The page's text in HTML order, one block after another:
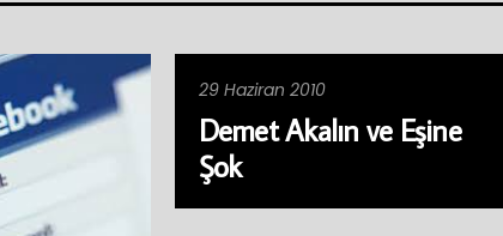
29 Haziran 2010
Demet Akalın ve Eşine
Şok